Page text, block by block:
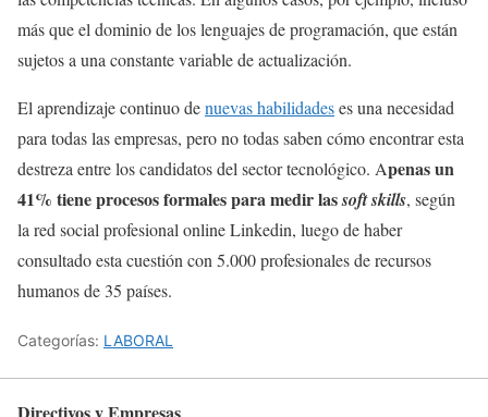
más que el dominio de los lenguajes de programación, que están
sujetos a una constante variable de actualización.
El aprendizaje continuo denuevas habilidadeses una necesidad
para todas las empresas, pero no todas saben cómo encontrar esta
destreza entre los candidatos del sector tecnológico. Apenas un
41% tiene procesos formales para medir lassoft skills, según
la red social profesional online Linkedin, luego de haber
consultado esta cuestión con 5.000 profesionales de recursos
humanos de 35 países.
Categorías: LABORAL
Directivos y Empresas